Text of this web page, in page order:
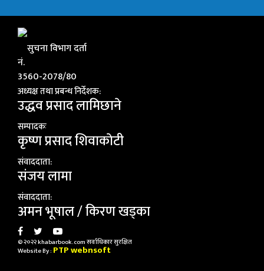
सुचना विभाग दर्ता
नं.
3560-2078/80
अध्यक्ष तथा प्रबन्ध निर्देशक:
उद्धव प्रसाद लामिछाने
सम्पादकः
कृष्ण प्रसाद शिवाकाेटी
संवाददाता:
संजय लामा
संवाददाता:
अमन भूषाल / किरण खड्का
© २०२२ khabarbook.com सर्वाधिकार सुरक्षित
Website By : PTP webnsoft